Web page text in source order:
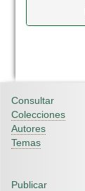
Consultar
Colecciones
Autores
Temas
Publicar